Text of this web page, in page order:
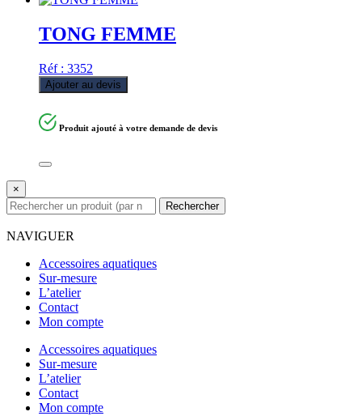
TONG FEMME
Réf : 3352
Ajouter au devis
Produit ajouté à votre demande de devis
×
Rechercher
NAVIGUER
Accessoires aquatiques
Sur-mesure
L’atelier
Contact
Mon compte
Accessoires aquatiques
Sur-mesure
L’atelier
Contact
Mon compte